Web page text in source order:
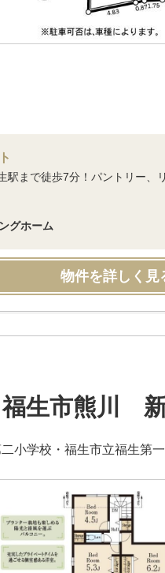
駅まで徒歩7分！パントリー
グホーム
物件を詳しく見
福生市熊川
学校・福生市立福生第一